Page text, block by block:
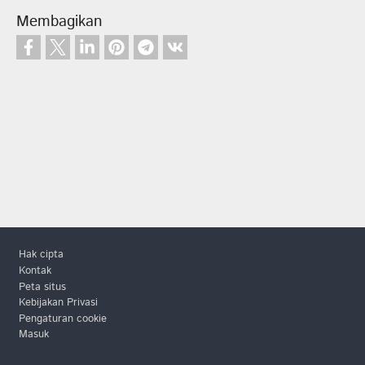
Membagikan
Footer
Hak cipta
Kontak
Peta situs
Kebijakan Privasi
Pengaturan cookie
Masuk